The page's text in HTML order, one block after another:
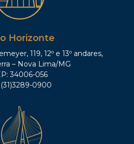
Horizonte
119, 12º e 13º andares,
– Nova Lima/MG
34006-056
(31)3289-0900